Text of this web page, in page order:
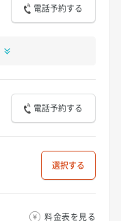
電話予約する
電話予約する
選択
料金表を見る